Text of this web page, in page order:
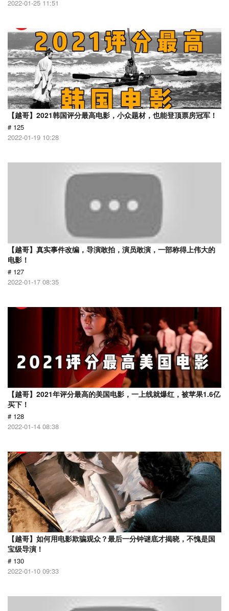
2022-01-25 11:51
【越哥】2021韩国评分最高电影，小众题材，也能登顶票房冠军！
# 125
2022-01-19 10:28
【越哥】真实事件改编，导演敢拍，演员敢演，一部称得上伟大的
电影！
# 127
2022-01-17 08:35
【越哥】2021年评分最高的美国电影，一上线就爆红，被苹果1.6亿
买下！
# 128
2022-01-14 08:38
【越哥】如何用电影欺骗观众？最后一分钟谜底才揭晓，不愧是国
宝级导演！
# 130
2022-01-10 09:33